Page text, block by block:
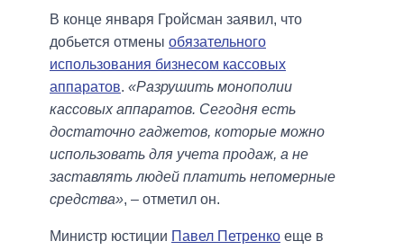
В конце января Гройсман заявил, что
добьется отмены обязательного
использования бизнесом кассовых
аппаратов. «Разрушить монополии
кассовых аппаратов. Сегодня есть
достаточно гаджетов, которые можно
использовать для учета продаж, а не
заставлять людей платить непомерные
средства», – отметил он.
Министр юстиции Павел Петренко еще в